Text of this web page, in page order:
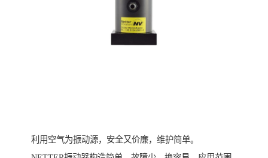
利用空气为振动源，安全又价廉，维护简单。